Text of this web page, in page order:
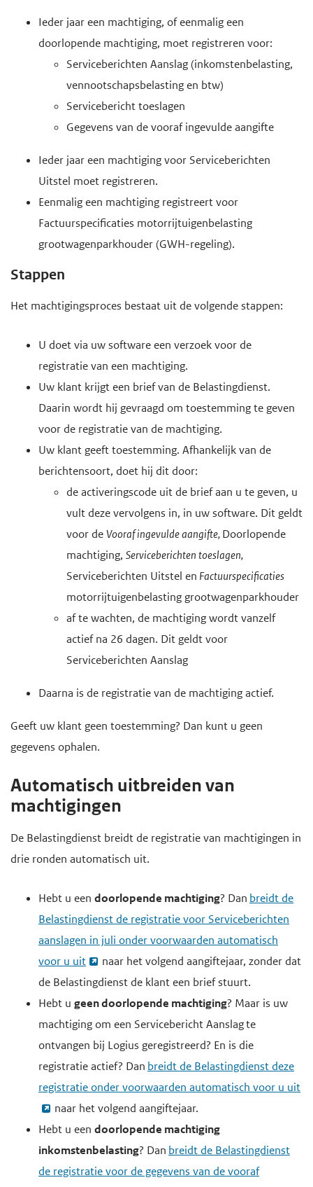
Ieder jaar een machtiging, of eenmalig een
doorlopende machtiging, moet registreren voor:
Serviceberichten Aanslag (inkomstenbelasting,
vennootschapsbelasting en btw)
Servicebericht toeslagen
Gegevens van de vooraf ingevulde aangifte
Ieder jaar een machtiging voor Serviceberichten
Uitstel moet registreren.
Eenmalig een machtiging registreert voor
Factuurspecificaties motorrijtuigenbelasting
grootwagenparkhouder (GWH-regeling).
Stappen
Het machtigingsproces bestaat uit de volgende stappen:
U doet via uw software een verzoek voor de
registratie van een machtiging.
Uw klant krijgt een brief van de Belastingdienst.
Daarin wordt hij gevraagd om toestemming te geven
voor de registratie van de machtiging.
Uw klant geeft toestemming. Afhankelijk van de
berichtensoort, doet hij dit door:
de activeringscode uit de brief aan u te geven, u
vult deze vervolgens in, in uw software. Dit geldt
voor deVooraf ingevulde aangifte,Doorlopende
machtiging, Serviceberichten toeslagen,
Serviceberichten Uitstel en Factuurspecificaties
motorrijtuigenbelasting grootwagenparkhouder
af te wachten, de machtiging wordt vanzelf
actief na 26 dagen. Dit geldt voor
Serviceberichten Aanslag
Daarna is de registratie van de machtiging actief.
Geeft uw klant geen toestemming? Dan kunt u geen
gegevens ophalen.
Automatisch uitbreiden van
machtigingen
De Belastingdienst breidt de registratie van machtigingen in
drie ronden automatisch uit.
Hebt u een doorlopende machtiging? Dan breidt de
Belastingdienst de registratie voor Serviceberichten
aanslagen in juli onder voorwaarden automatisch
voor u uit
naar het volgend aangiftejaar, zonder dat
de Belastingdienst de klant een brief stuurt.
Hebt u geen doorlopende machtiging? Maar is uw
machtiging om een Servicebericht Aanslag te
ontvangen bij Logius geregistreerd? En is die
registratie actief? Dan breidt de Belastingdienst deze
registratie onder voorwaarden automatisch voor u uit
naar het volgend aangiftejaar.
Hebt u een doorlopende machtiging
inkomstenbelasting? Dan breidt de Belastingdienst
de registratie voor de gegevens van de vooraf